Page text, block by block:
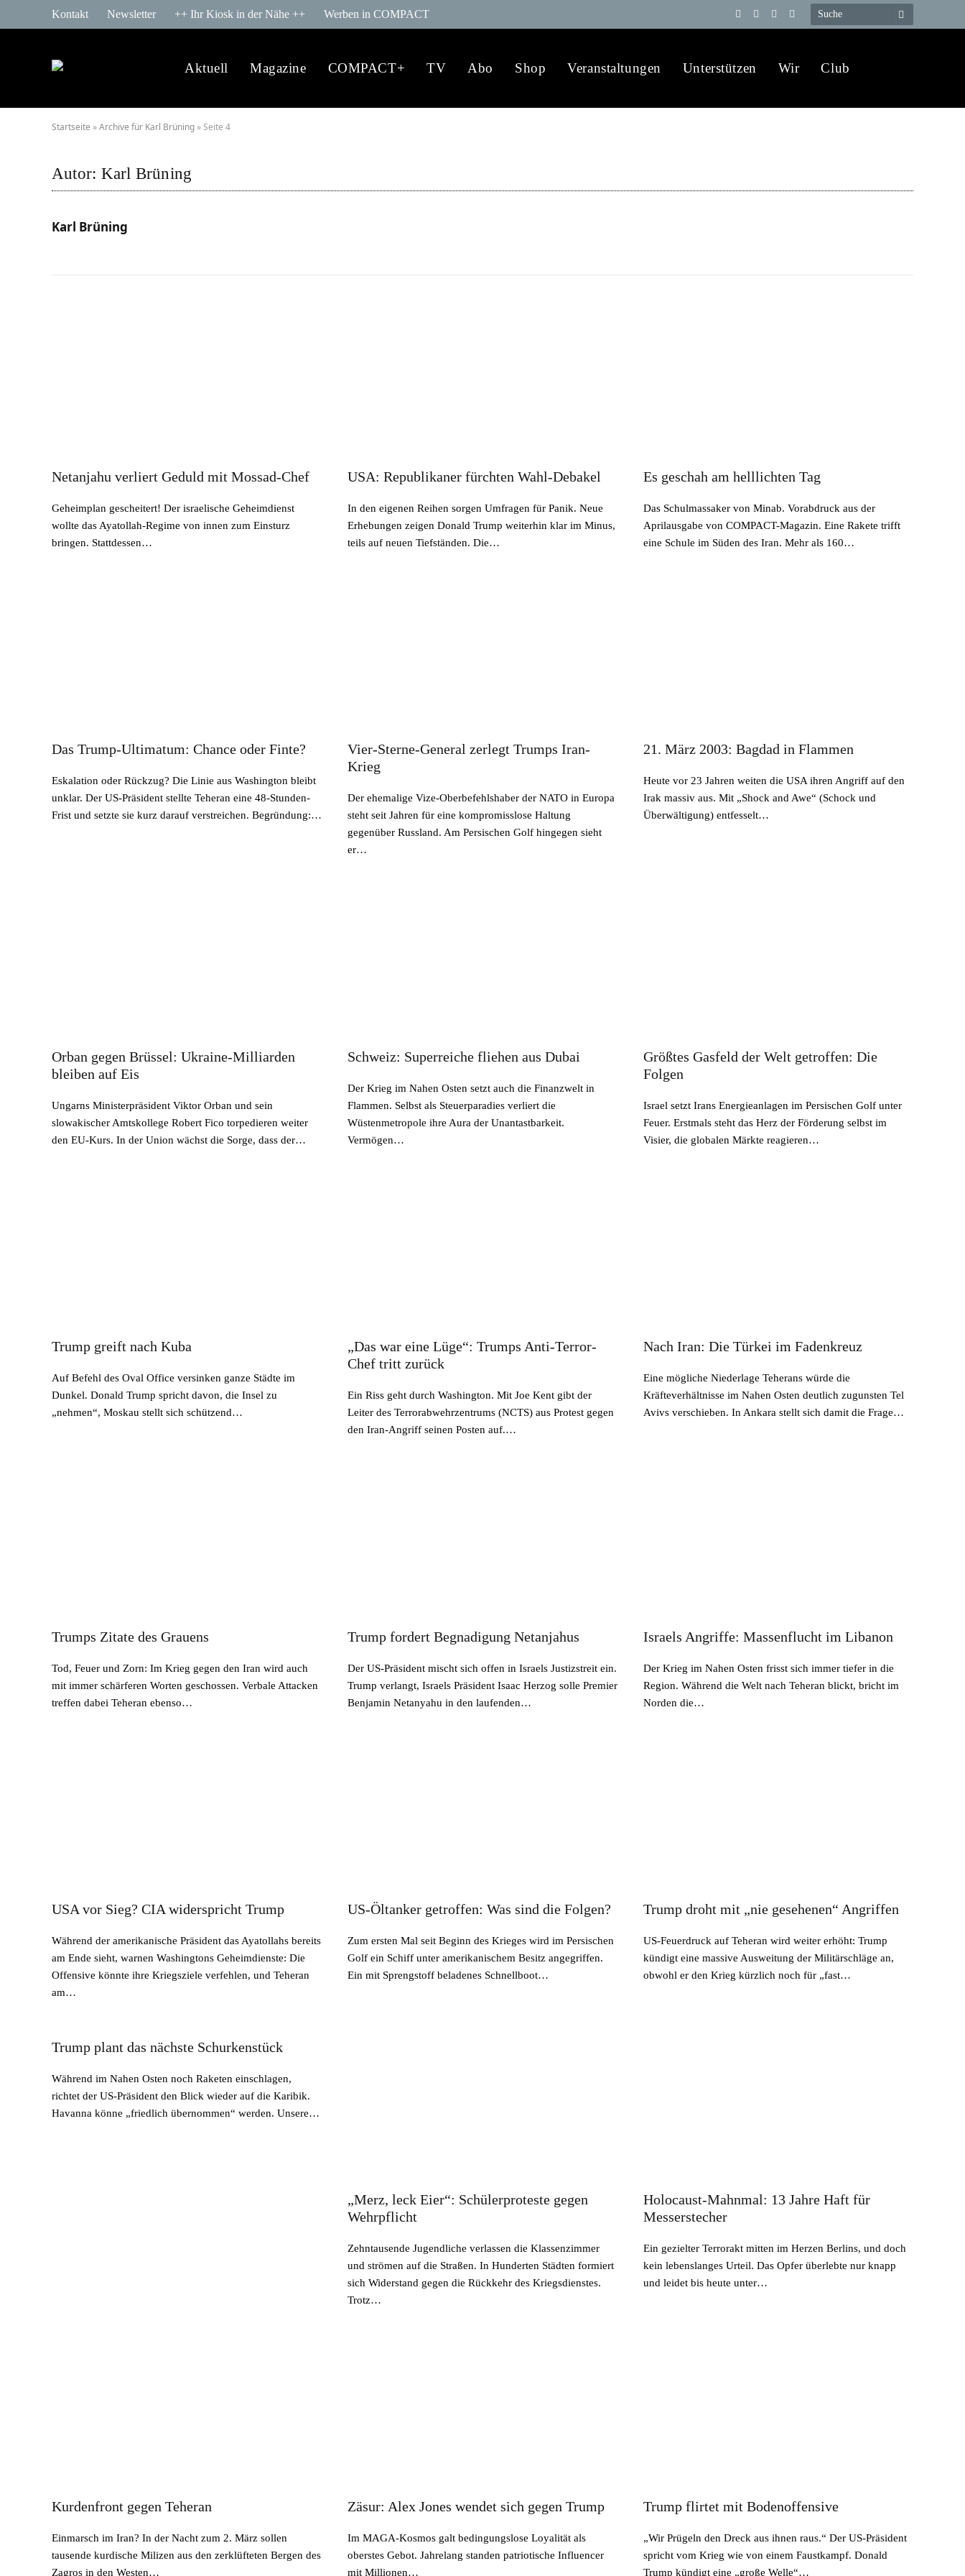
Kontakt Newsletter ++ Ihr Kiosk in der Nähe ++ Werben in COMPACT
Telegram
YouTube
X
WhatsApp
Aktuell Magazine COMPACT+ TV Abo Shop Veranstaltungen Unterstützen Wir Club
Startseite »Archive für Karl Brüning »Seite 4
Autor: Karl Brüning
Karl Brüning
Netanjahu verliert Geduld mit Mossad-Chef
Geheimplan gescheitert! Der israelische Geheimdienst
wollte das Ayatollah-Regime von innen zum Einsturz
bringen. Stattdessen…
USA: Republikaner fürchten Wahl-Debakel
In den eigenen Reihen sorgen Umfragen für Panik. Neue
Erhebungen zeigen Donald Trump weiterhin klar im Minus,
teils auf neuen Tiefständen. Die…
Es geschah am helllichten Tag
Das Schulmassaker von Minab. Vorabdruck aus der
Aprilausgabe von COMPACT-Magazin. Eine Rakete trifft
eine Schule im Süden des Iran. Mehr als 160…
Das Trump-Ultimatum: Chance oder Finte?
Eskalation oder Rückzug? Die Linie aus Washington bleibt
unklar. Der US-Präsident stellte Teheran eine 48-Stunden-
Frist und setzte sie kurz darauf verstreichen. Begründung:…
Vier-Sterne-General zerlegt Trumps Iran-
Krieg
Der ehemalige Vize-Oberbefehlshaber der NATO in Europa
steht seit Jahren für eine kompromisslose Haltung
gegenüber Russland. Am Persischen Golf hingegen sieht
er…
21. März 2003: Bagdad in Flammen
Heute vor 23 Jahren weiten die USA ihren Angriff auf den
Irak massiv aus. Mit „Shock and Awe“ (Schock und
Überwältigung) entfesselt…
Orban gegen Brüssel: Ukraine-Milliarden
bleiben auf Eis
Ungarns Ministerpräsident Viktor Orban und sein
slowakischer Amtskollege Robert Fico torpedieren weiter
den EU-Kurs. In der Union wächst die Sorge, dass der…
Schweiz: Superreiche fliehen aus Dubai
Der Krieg im Nahen Osten setzt auch die Finanzwelt in
Flammen. Selbst als Steuerparadies verliert die
Wüstenmetropole ihre Aura der Unantastbarkeit.
Vermögen…
Größtes Gasfeld der Welt getroffen: Die
Folgen
Israel setzt Irans Energieanlagen im Persischen Golf unter
Feuer. Erstmals steht das Herz der Förderung selbst im
Visier, die globalen Märkte reagieren…
Trump greift nach Kuba
Auf Befehl des Oval Office versinken ganze Städte im
Dunkel. Donald Trump spricht davon, die Insel zu
„nehmen“, Moskau stellt sich schützend…
„Das war eine Lüge“: Trumps Anti-Terror-
Chef tritt zurück
Ein Riss geht durch Washington. Mit Joe Kent gibt der
Leiter des Terrorabwehrzentrums (NCTS) aus Protest gegen
den Iran-Angriff seinen Posten auf.…
Nach Iran: Die Türkei im Fadenkreuz
Eine mögliche Niederlage Teherans würde die
Kräfteverhältnisse im Nahen Osten deutlich zugunsten Tel
Avivs verschieben. In Ankara stellt sich damit die Frage…
Trumps Zitate des Grauens
Tod, Feuer und Zorn: Im Krieg gegen den Iran wird auch
mit immer schärferen Worten geschossen. Verbale Attacken
treffen dabei Teheran ebenso…
Trump fordert Begnadigung Netanjahus
Der US-Präsident mischt sich offen in Israels Justizstreit ein.
Trump verlangt, Israels Präsident Isaac Herzog solle Premier
Benjamin Netanyahu in den laufenden…
Israels Angriffe: Massenflucht im Libanon
Der Krieg im Nahen Osten frisst sich immer tiefer in die
Region. Während die Welt nach Teheran blickt, bricht im
Norden die…
USA vor Sieg? CIA widerspricht Trump
Während der amerikanische Präsident das Ayatollahs bereits
am Ende sieht, warnen Washingtons Geheimdienste: Die
Offensive könnte ihre Kriegsziele verfehlen, und Teheran
am…
US-Öltanker getroffen: Was sind die Folgen?
Zum ersten Mal seit Beginn des Krieges wird im Persischen
Golf ein Schiff unter amerikanischem Besitz angegriffen.
Ein mit Sprengstoff beladenes Schnellboot…
Trump droht mit „nie gesehenen“ Angriffen
US-Feuerdruck auf Teheran wird weiter erhöht: Trump
kündigt eine massive Ausweitung der Militärschläge an,
obwohl er den Krieg kürzlich noch für „fast…
Trump plant das nächste Schurkenstück
Während im Nahen Osten noch Raketen einschlagen,
richtet der US-Präsident den Blick wieder auf die Karibik.
Havanna könne „friedlich übernommen“ werden. Unsere…
„Merz, leck Eier“: Schülerproteste gegen
Wehrpflicht
Zehntausende Jugendliche verlassen die Klassenzimmer
und strömen auf die Straßen. In Hunderten Städten formiert
sich Widerstand gegen die Rückkehr des Kriegsdienstes.
Trotz…
Holocaust-Mahnmal: 13 Jahre Haft für
Messerstecher
Ein gezielter Terrorakt mitten im Herzen Berlins, und doch
kein lebenslanges Urteil. Das Opfer überlebte nur knapp
und leidet bis heute unter…
Kurdenfront gegen Teheran
Einmarsch im Iran? In der Nacht zum 2. März sollen
tausende kurdische Milizen aus den zerklüfteten Bergen des
Zagros in den Westen…
Zäsur: Alex Jones wendet sich gegen Trump
Im MAGA-Kosmos galt bedingungslose Loyalität als
oberstes Gebot. Jahrelang standen patriotische Influencer
mit Millionen…
Trump flirtet mit Bodenoffensive
„Wir Prügeln den Dreck aus ihnen raus.“ Der US-Präsident
spricht vom Krieg wie von einem Faustkampf. Donald
Trump kündigt eine „große Welle“…